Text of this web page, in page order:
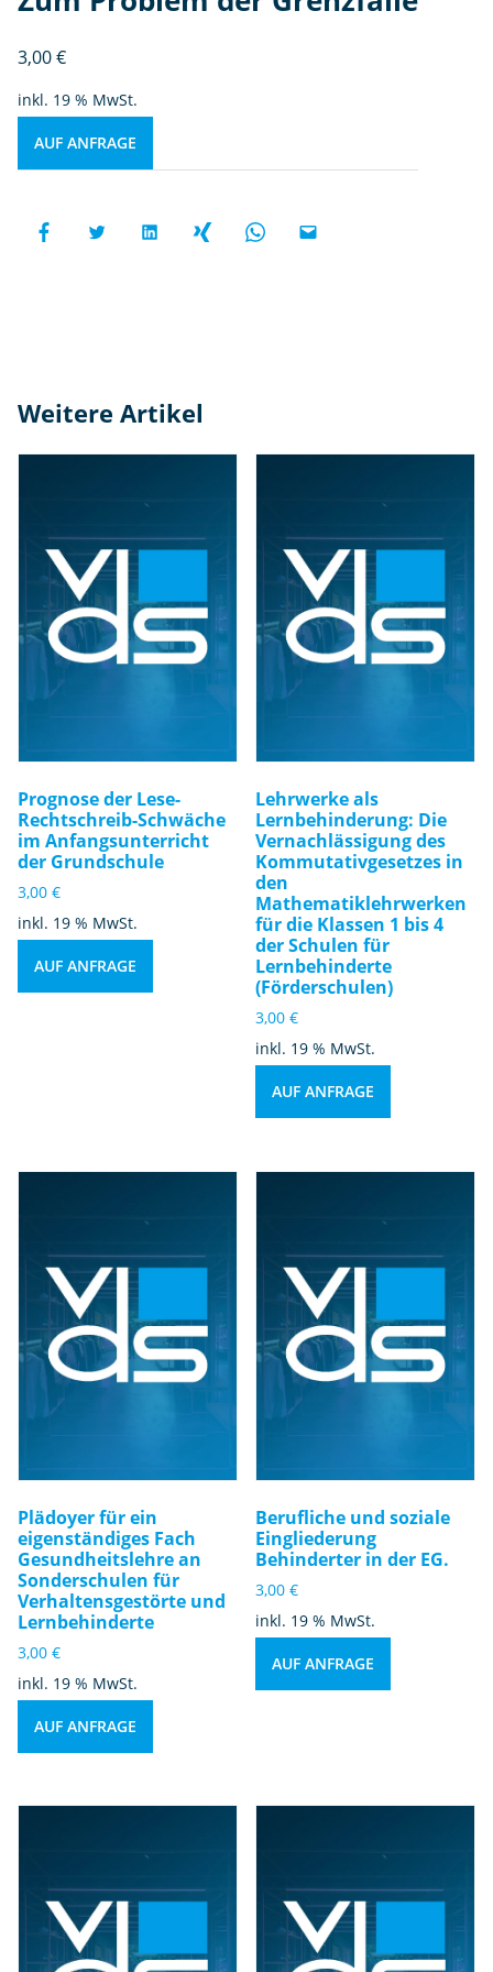
3,00€
inkl. 19 % MwSt.
AUF ANFRAGE
Weitere Artikel
Prognose der Lese-
Rechtschreib-Schwäche
im Anfangsunterricht
der Grundschule
3,00 €
inkl. 19 % MwSt.
AUF ANFRAGE
Lehrwerke als
Lernbehinderung: Die
Vernachlässigung des
Kommutativgesetzes in
den
Mathematiklehrwerken
für die Klassen 1 bis 4
der Schulen für
Lernbehinderte
(Förderschulen)
3,00€
inkl. 19 % MwSt.
AUF ANFRAGE
Plädoyer für ein
eigenständiges Fach
Gesundheitslehre an
Sonderschulen für
Verhaltensgestörte und
Lernbehinderte
3,00 €
inkl. 19 % MwSt.
AUF ANFRAGE
Berufliche und soziale
Eingliederung
Behinderter in der EG.
3,00€
inkl. 19 % MwSt.
AUF ANFRAGE